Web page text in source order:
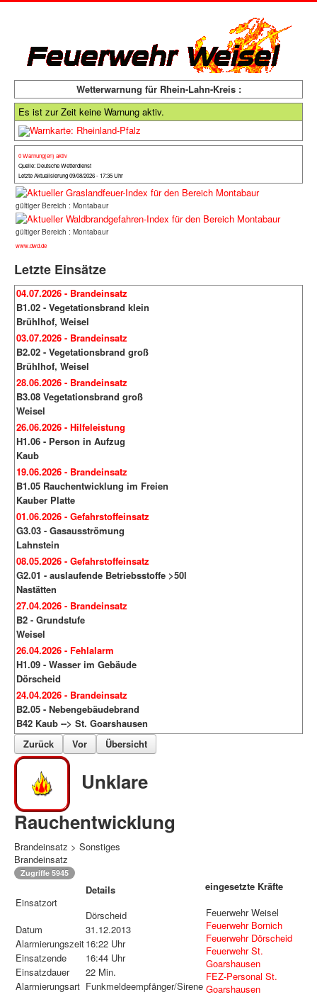
Wetterwarnung für Rhein-Lahn-Kreis :
Es ist zur Zeit keine Warnung aktiv.
0 Warnung(en) aktiv
Quelle: Deutsche Wetterdienst
Letzte Aktualisierung 09/08/2026 - 17:35 Uhr
gültiger Bereich : Montabaur
gültiger Bereich : Montabaur
www.dwd.de
Letzte Einsätze
04.07.2026 - Brandeinsatz
B1.02 - Vegetationsbrand klein
Brühlhof, Weisel
03.07.2026 - Brandeinsatz
B2.02 - Vegetationsbrand groß
Brühlhof, Weisel
28.06.2026 - Brandeinsatz
B3.08 Vegetationsbrand groß
Weisel
26.06.2026 - Hilfeleistung
H1.06 - Person in Aufzug
Kaub
19.06.2026 - Brandeinsatz
B1.05 Rauchentwicklung im Freien
Kauber Platte
01.06.2026 - Gefahrstoffeinsatz
G3.03 - Gasausströmung
Lahnstein
08.05.2026 - Gefahrstoffeinsatz
G2.01 - auslaufende Betriebsstoffe >50l
Nastätten
27.04.2026 - Brandeinsatz
B2 - Grundstufe
Weisel
26.04.2026 - Fehlalarm
H1.09 - Wasser im Gebäude
Dörscheid
24.04.2026 - Brandeinsatz
B2.05 - Nebengebäudebrand
B42 Kaub --> St. Goarshausen
Zurück
Vor Übersicht
Unklare
Rauchentwicklung
Brandeinsatz > Sonstiges
Brandeinsatz
Zugriffe 5945
Einsatzort
Details
Dörscheid
Datum
31.12.2013
Alarmierungszeit16:22 Uhr
Einsatzende
16:44 Uhr
Einsatzdauer
22 Min.
Alarmierungsart Funkmeldeempfänger/Sirene
eingesetzte Kräfte
Feuerwehr Weisel
Feuerwehr Bornich
Feuerwehr Dörscheid
Feuerwehr St.
Goarshausen
FEZ-Personal St.
Goarshausen